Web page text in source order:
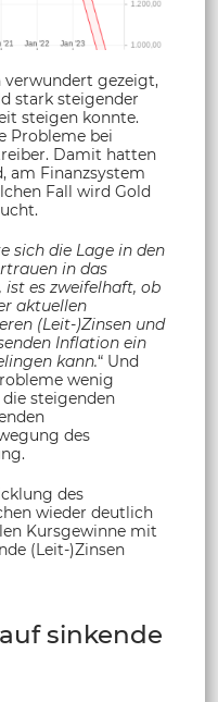
gezeigt,
stark steigender
steigen konnte.
Probleme bei
Damit hatten
am Finanzsystem
Fall wird Gold
sich die Lage in den
in das
ist es zweifelhaft, ob
aktuellen
(Leit-)Zinsen und
Inflation ein
kann.“ Und
wenig
steigenden
des
des
wieder deutlich
Kursgewinne mit
(Leit-)Zinsen
sinkende